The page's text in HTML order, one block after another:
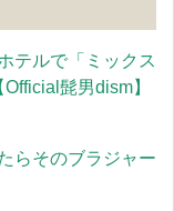
テルで「ミックス
髭男dism】
らそのブラジャー